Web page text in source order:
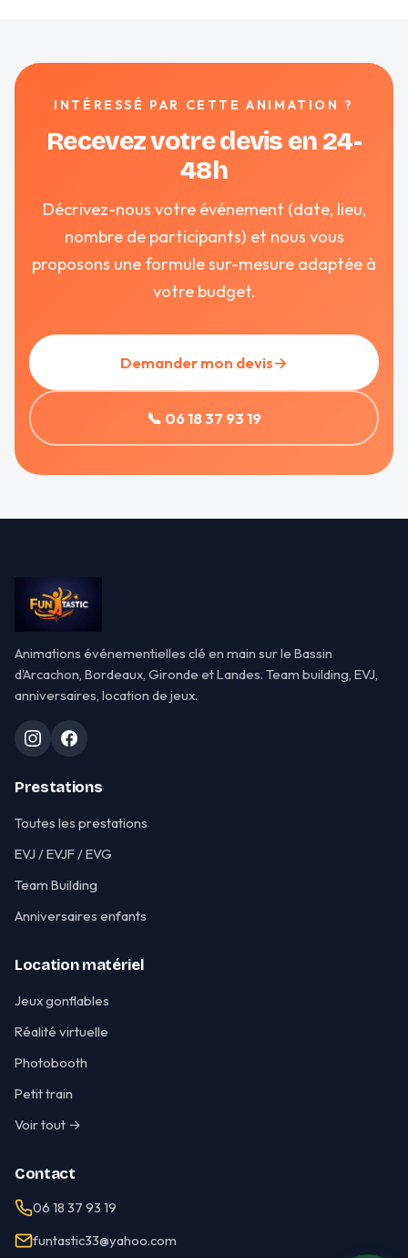
INTÉRESSÉ PAR CETTE ANIMATION ?
Recevez votre devis en 24-
48h
Décrivez-nous votre événement (date, lieu,
nombre de participants) et nous vous
proposons une formule sur-mesure adaptée à
votre budget.
Demander mon devis→
📞 06 18 37 93 19
Animations événementielles clé en main sur le Bassin
d'Arcachon, Bordeaux, Gironde et Landes. Team building, EVJ,
anniversaires, location de jeux.
Prestations
Toutes les prestations
EVJ / EVJF / EVG
Team Building
Anniversaires enfants
Location matériel
Jeux gonflables
Réalité virtuelle
Photobooth
Petit train
Voir tout →
Contact
06 18 37 93 19
funtastic33@yahoo.com